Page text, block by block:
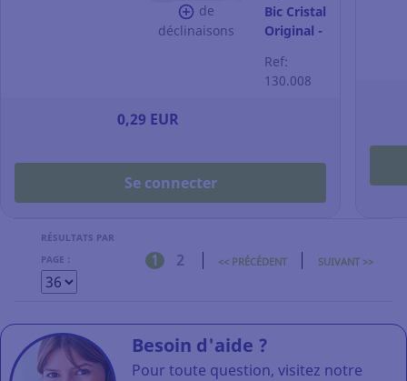
de
déclinaisons
Bic Cristal
Original -
moyenne
- bleu
Ref:
130.008
0,29 EUR
Se connecter
RÉSULTATS PAR
PAGE :
1 2 << PRÉCÉDENT SUIVANT >>
Besoin d'aide ?
Pour toute question, visitez notre